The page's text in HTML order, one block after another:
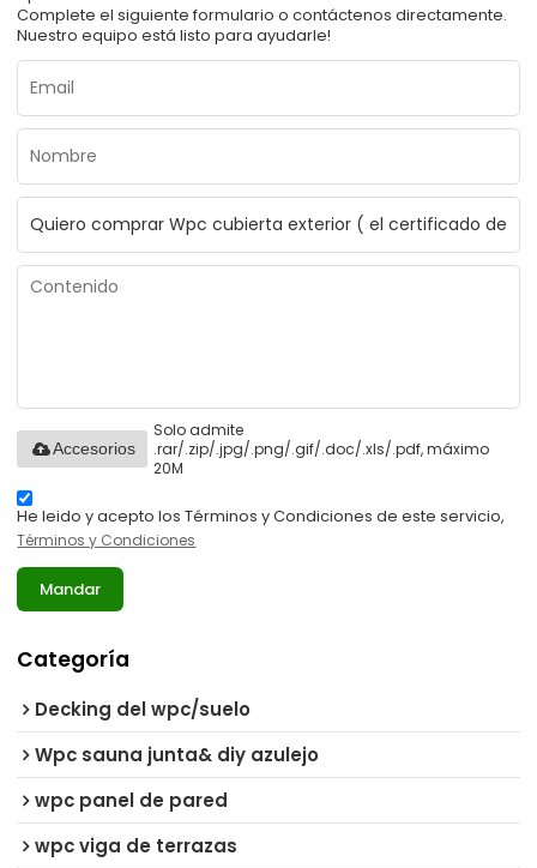
Complete el siguiente formulario o contáctenos directamente.
Nuestro equipo está listo para ayudarle!
Solo admite
.rar/.zip/.jpg/.png/.gif/.doc/.xls/.pdf, máximo
20M
Accesorios
He leido y acepto los Términos y Condiciones de este servicio,
Términos y Condiciones
Mandar
Categoría
Decking del wpc/suelo
Wpc sauna junta& diy azulejo
wpc panel de pared
wpc viga de terrazas